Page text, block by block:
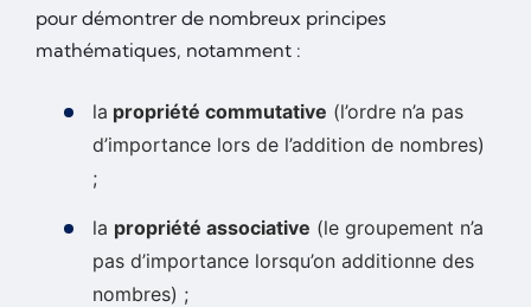
pour démontrer de nombreux principes
mathématiques, notamment :
la propriété commutative (l’ordre n’a pas
d’importance lors de l’addition de nombres)
;
la propriété associative (le groupement n’a
pas d’importance lorsqu’on additionne des
nombres) ;